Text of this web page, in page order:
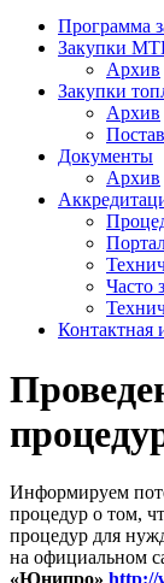
Программа
Закупки
Архив
Закупки
Архив
Документы
Архив
Часто
Контактная
Информируем
процедур о том,
процедур для
на официальном
«Юнипро» http://